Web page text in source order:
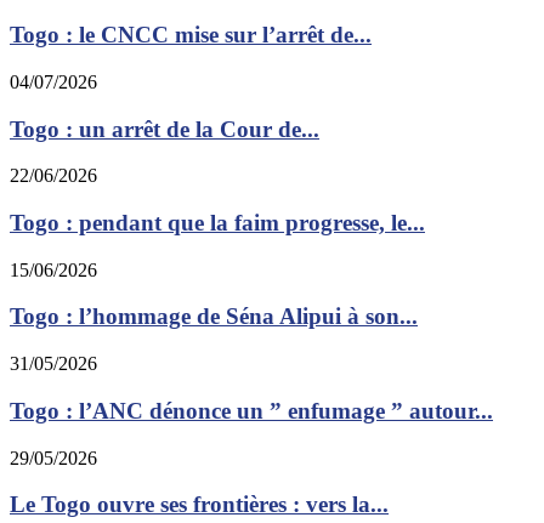
Togo : le CNCC mise sur l’arrêt de...
04/07/2026
Togo : un arrêt de la Cour de...
22/06/2026
Togo : pendant que la faim progresse, le...
15/06/2026
Togo : l’hommage de Séna Alipui à son...
31/05/2026
Togo : l’ANC dénonce un ” enfumage ” autour...
29/05/2026
Le Togo ouvre ses frontières : vers la...